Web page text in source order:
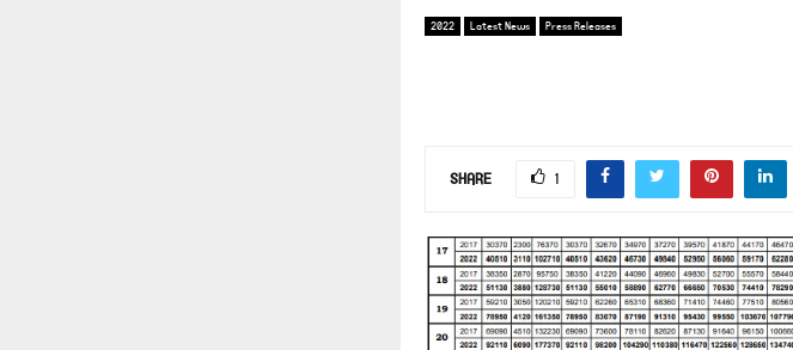
2022 Latest News Press Releases
SHARE 1